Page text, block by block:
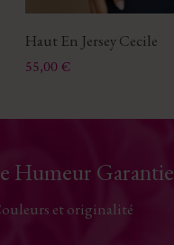
Haut En Jersey Cecile
Prix
55,00 €
Humeur Garantie
et originalité